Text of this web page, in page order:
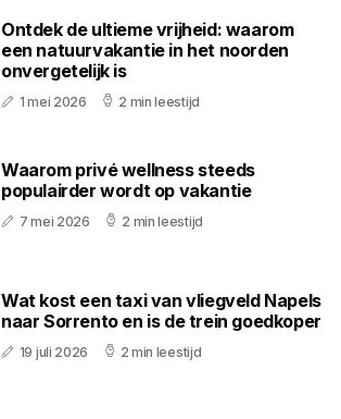
Ontdek de ultieme vrijheid: waarom
een natuurvakantie in het noorden
onvergetelijk is
1 mei 2026 2 min leestijd
Waarom privé wellness steeds
populairder wordt op vakantie
7 mei 2026 2 min leestijd
Wat kost een taxi van vliegveld Napels
naar Sorrento en is de trein goedkoper
19 juli 2026 2 min leestijd